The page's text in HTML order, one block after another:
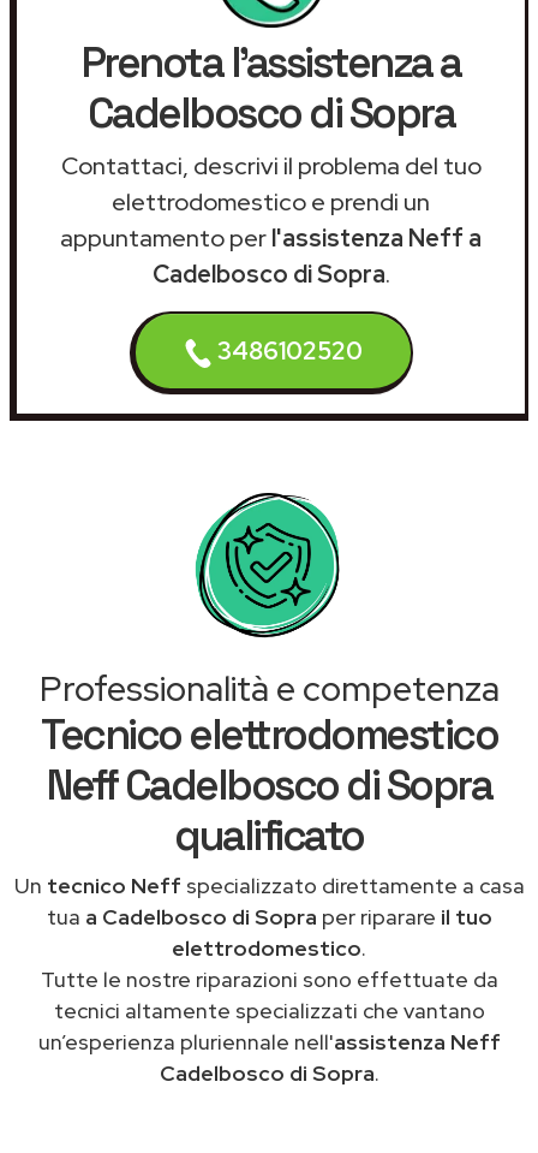
Prenota l'assistenza a
Cadelbosco di Sopra
Contattaci, descrivi il problema del tuo
elettrodomestico e prendi un
appuntamento perl'assistenza Neff a
Cadelbosco di Sopra.
3486102520
Professionalità e competenza
Tecnico elettrodomestico
Neff Cadelbosco di Sopra
qualificato
Un tecnico Neff specializzato direttamente a casa
tua a Cadelbosco di Sopra per riparare il tuo
elettrodomestico.
Tutte le nostre riparazioni sono effettuate da
tecnici altamente specializzati che vantano
un’esperienza pluriennale nell'assistenza Neff
Cadelbosco di Sopra.